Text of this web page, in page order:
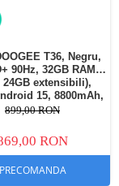
T36, Negru,
90Hz, 32GB RAM
24GB extensibili),
15, 8800mAh,
Dual SIM
899,00 RON
RON
PRECOMANDA